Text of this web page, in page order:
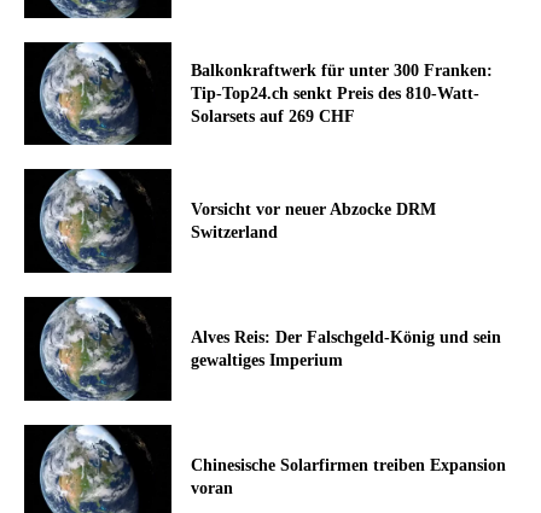
Balkonkraftwerk für unter 300 Franken:
Tip-Top24.ch senkt Preis des 810-Watt-
Solarsets auf 269 CHF
Vorsicht vor neuer Abzocke DRM
Switzerland
Alves Reis: Der Falschgeld-König und sein
gewaltiges Imperium
Chinesische Solarfirmen treiben Expansion
voran